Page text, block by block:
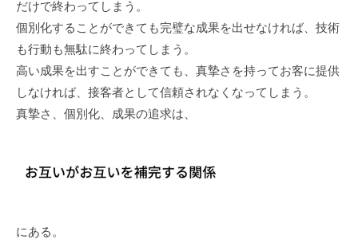
だけで終わってしまう。
個別化することができても完璧な成果を出せなければ、技術
も行動も無駄に終わってしまう。
高い成果を出すことができても、真摯さを持ってお客に提供
しなければ、接客者として信頼されなくなってしまう。
真摯さ、個別化、成果の追求は、
にある。